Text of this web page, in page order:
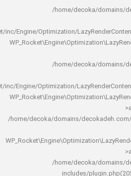
/home/
rocket/inc/Engine/Optimization/
/home/
rocket/inc/Engine/Optimization/
/home/decoka/domains/
/home/
includes/